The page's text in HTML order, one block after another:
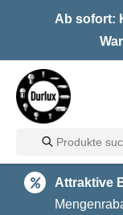
Ab sofort:
LED
Products
search
Attraktive